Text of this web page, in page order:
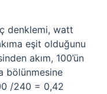
denklemi, watt
eşit olduğunu
akım, 100’ün
bölünmesine
/240 = 0,42